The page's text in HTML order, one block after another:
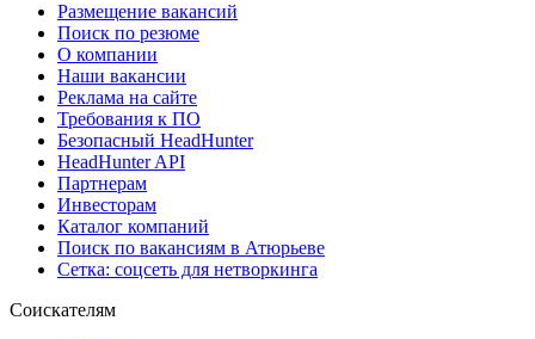
Размещение вакансий
Поиск по резюме
О компании
Наши вакансии
Реклама на сайте
Требования к ПО
Безопасный HeadHunter
HeadHunter API
Партнерам
Инвесторам
Каталог компаний
Поиск по вакансиям в Атюрьеве
Сетка: соцсеть для нетворкинга
Соискателям